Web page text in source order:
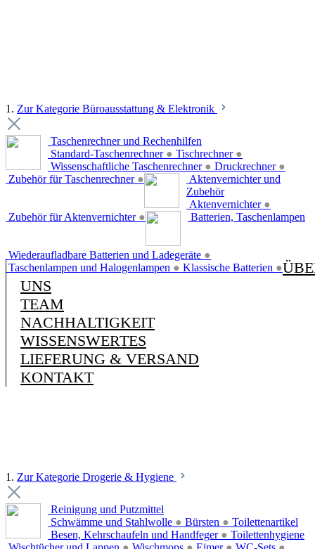
1. Zur Kategorie Büroausstattung & Elektronik
Taschenrechner und Rechenhilfen
Standard-Taschenrechner ● Tischrechner ●
Wissenschaftliche Taschenrechner ● Druckrechner ●
Zubehör für Taschenrechner ●
Aktenvernichter und
Zubehör
Aktenvernichter ●
Zubehör für Aktenvernichter ● Batterien, Taschenlampen
Wiederaufladbare Batterien und Ladegeräte ●
Taschenlampen und Halogenlampen ● Klassische Batterien ●
UNS
TEAM
NACHHALTIGKEIT
WISSENSWERTES
LIEFERUNG & VERSAND
KONTAKT
1. Zur Kategorie Drogerie & Hygiene
Reinigung und Putzmittel
Schwämme und Stahlwolle ● Bürsten ●
Besen, Kehrschaufeln und Handfeger ●
Toilettenartikel
Toilettenhygiene